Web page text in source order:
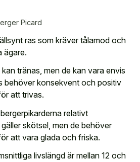
Picard
ras som kräver tålamod och
ägare.
tränas, men de kan vara envis
behöver konsekvent och positiv
att trivas.
relativt
skötsel, men de behöver
att vara glada och friska.
livslängd är mellan 12 och